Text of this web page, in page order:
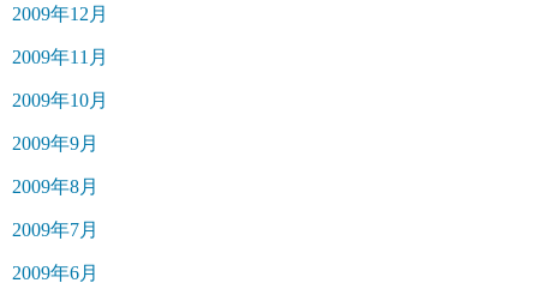
2009年12月
2009年11月
2009年10月
2009年9月
2009年8月
2009年7月
2009年6月